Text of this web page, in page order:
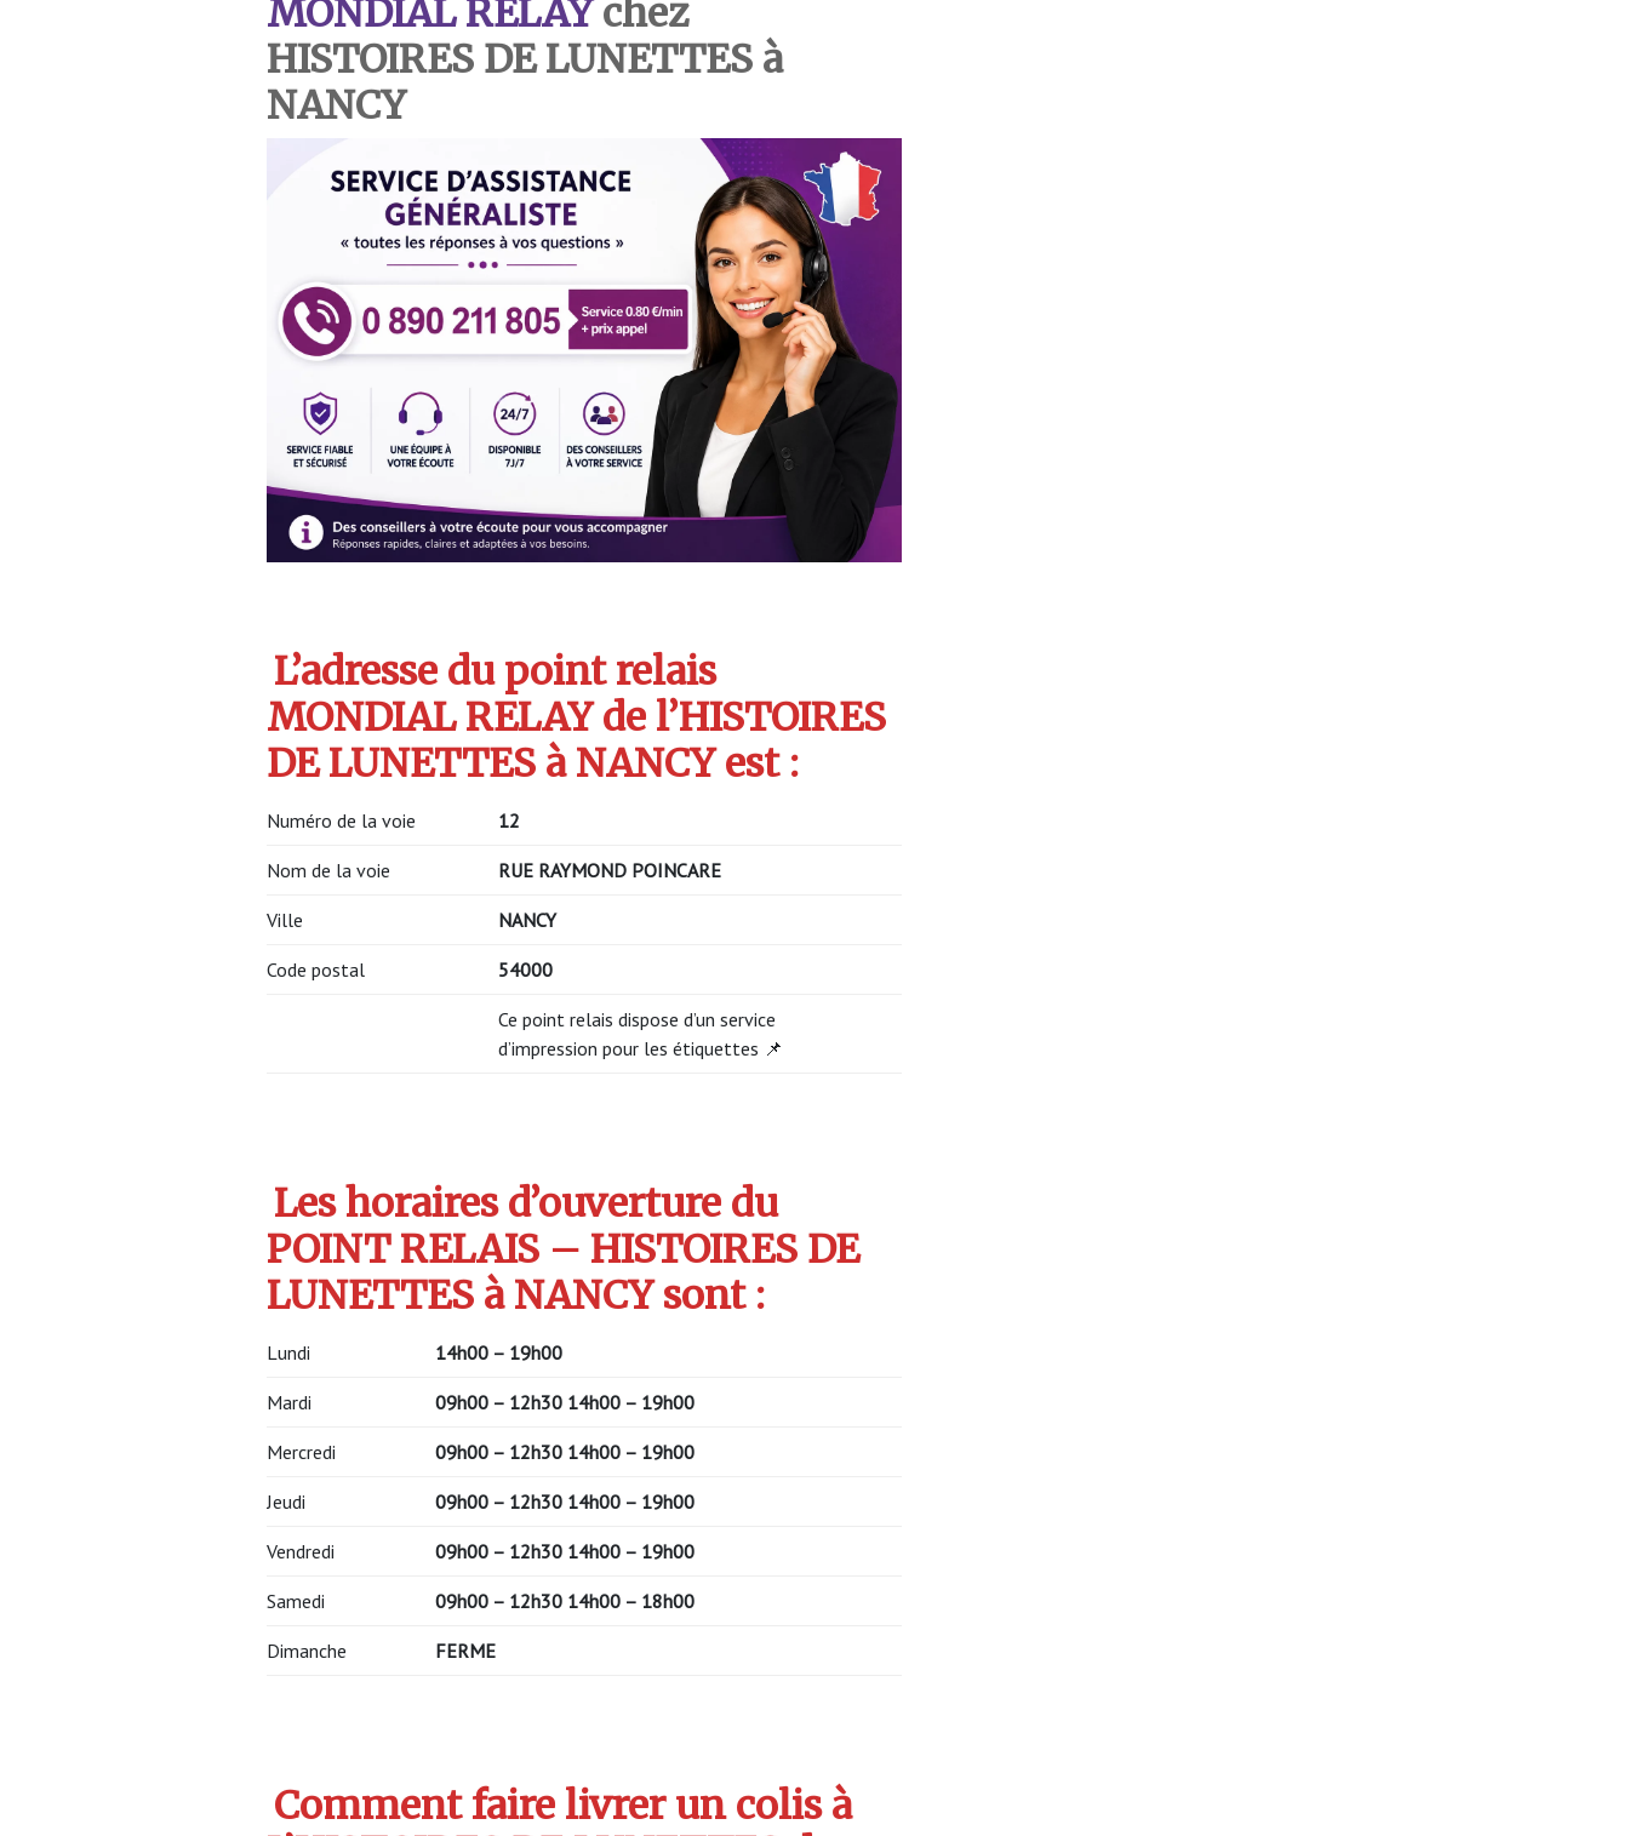
MONDIAL RELAYchez
HISTOIRES DE LUNETTES à
NANCY
L’adresse du point relais
MONDIAL RELAY de l’HISTOIRES
DE LUNETTES à NANCY est :
Numéro de la voie 12
Nom de la voie RUE RAYMOND POINCARE
Ville NANCY
Code postal 54000
Ce point relais dispose d’un service
d’impression pour les étiquettes 📌
Les horaires d’ouverture du
POINT RELAIS – HISTOIRES DE
LUNETTES à NANCY sont :
Lundi 14h00 – 19h00
Mardi 09h00 – 12h30 14h00 – 19h00
Mercredi 09h00 – 12h30 14h00 – 19h00
Jeudi 09h00 – 12h30 14h00 – 19h00
Vendredi 09h00 – 12h30 14h00 – 19h00
Samedi 09h00 – 12h30 14h00 – 18h00
Dimanche FERME
Comment faire livrer un colis à